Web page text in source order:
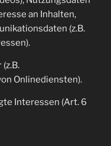
an Inhalten,
(z.B.
Onlinediensten).
Interessen (Art. 6